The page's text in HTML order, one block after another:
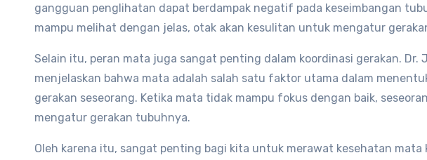
gangguan penglihatan dapat berdampak negatif pada keseimbangan
mampu melihat dengan jelas, otak akan kesulitan untuk mengatur
Selain itu, peran mata juga sangat penting dalam koordinasi gerakan. Dr.
menjelaskan bahwa mata adalah salah satu faktor utama dalam
gerakan seseorang. Ketika mata tidak mampu fokus dengan baik,
mengatur gerakan tubuhnya.
Oleh karena itu, sangat penting bagi kita untuk merawat kesehatan mata